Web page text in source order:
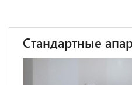
Стандартные